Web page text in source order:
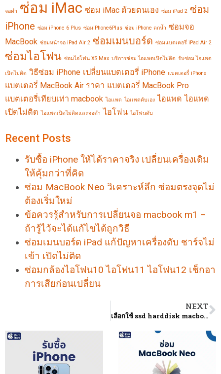
จอดำ ซ่อม iMac ซ่อม iMac ด้วยตนเอง ซ่อม iPad 2 ซ่อม
iPhone ซ่อม iPhone 6 Plus ซ่อมiPhone6Plus ซ่อม iPhone ตกน้ำ ซ่อมจอ
MacBook ซ่อมหน้าจอ iPad Air 2 ซ่อมเมนบอร์ด ซ่อมแบตเตอรี่ iPad Air 2
ซ่อมไอโฟน ซ่อมไอโฟน XS Max บริการซ่อม ไอแพดเปิดไม่ติด รับซ่อม ไอแพด
เปิดไม่ติด วิธีซ่อม iPhone เปลี่ยนแบตเตอรี่ iPhone แบตเตอรี่ iPhone
แบตเตอรี่ MacBook Air ราคา แบตเตอรี่ MacBook Pro
แบตเตอรี่เทียบเท่า macbook ไอเเพด ไอเเพดดับเอง ไอแพด ไอแพด
เปิดไม่ติด ไอแพดเปิดไม่ติดและจอดำ ไอโฟน ไอโฟนดับ
Recent Posts
รับซื้อ iPhone ให้ได้ราคาจริง เปลี่ยนเครื่องเดิม
ให้คุ้มกว่าที่คิด
ซ่อม MacBook Neo วิเคราะห์ลึก ซ่อมตรงจุดไม่
ต้องเริ่มใหม่
ข้อควรรู้สำหรับการเปลี่ยนจอ macbook m1 –
ถ้ารู้ไว้จะได้แก้ไขได้ถูกวิธี
ซ่อมเมนบอร์ด iPad แก้ปัญหาเครื่องดับ ชาร์จไม่
เข้า เปิดไม่ติด
ซ่อมกล้องไอโฟน10 ไอโฟน11 ไอโฟน12 เช็กอา
การเสียก่อนเปลี่ยน
NEXT
เลือกใช้ ssd harddisk macbook pro แบบไหนเหมาะที่สุด